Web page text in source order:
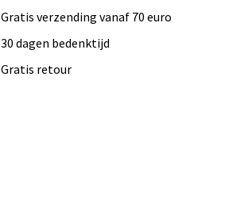
Gratis verzending vanaf 70 euro
30 dagen bedenktijd
Gratis retour